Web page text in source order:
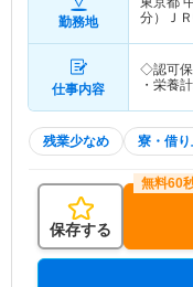
勤務地
分）Ｊ
仕事内容
◇認可保
・栄養
残業少なめ 寮・借
保存する